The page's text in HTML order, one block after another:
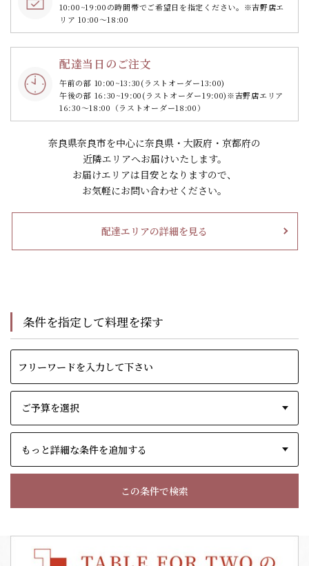
10:00~19:00の時間帯でご希望日を指定ください。 ※吉野店エ
リア 10:00～18:00
配達当日のご注文
午前の部 10:00~13:30(ラストオーダー13:00)
午後の部 16:30~19:00(ラストオーダー19:00)※吉野店エリア
16:30～18:00（ラストオーダー18:00）
奈良県奈良市を中心に奈良県・大阪府・京都府の
近隣エリアへお届けいたします。
お届けエリアは目安となりますので、
お気軽にお問い合わせください。
配達エリアの詳細を見る
条件を指定して料理を探す
もっと詳細な条件を追加する
この条件で検索